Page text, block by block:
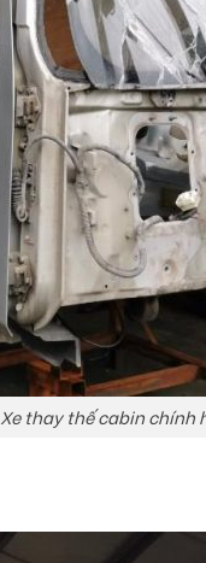
Xe thay thế cabin chính